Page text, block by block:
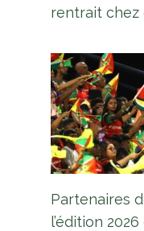
rentrait chez
Partenaires
l’édition